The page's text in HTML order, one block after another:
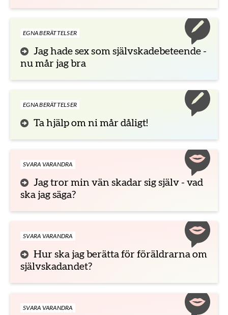
EGNA BERÄTTELSER
Jag hade sex som självskadebeteende -
nu mår jag bra
EGNA BERÄTTELSER
Ta hjälp om ni mår dåligt!
SVARA VARANDRA
Jag tror min vän skadar sig själv - vad
ska jag säga?
SVARA VARANDRA
Hur ska jag berätta för föräldrarna om
självskadandet?
SVARA VARANDRA